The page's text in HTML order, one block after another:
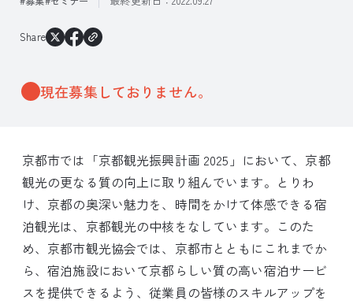
Share
現在募集しておりません。
京都市では「京都観光振興計画 2025」において、京都
観光の更なる質の向上に取り組んでいます。とりわ
け、京都の奥深い魅力を、時間をかけて体感できる宿
泊観光は、京都観光の中核をなしています。このた
め、京都市観光協会では、京都市とともにこれまでか
ら、宿泊施設において京都らしい質の高い宿泊サービ
スを提供できるよう、従業員の皆様のスキルアップを